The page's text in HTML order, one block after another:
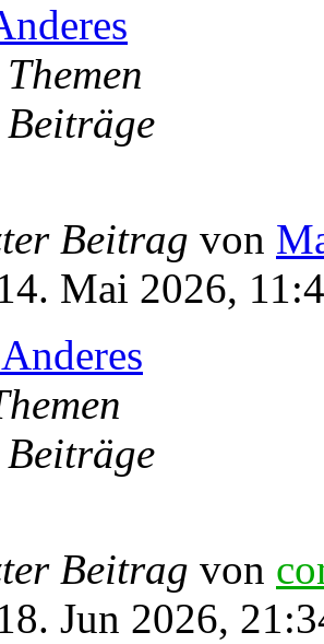
Themen
Beiträge
Beitrag von
Mai 2026,
Beiträge
Beitrag von
Jun 2026,